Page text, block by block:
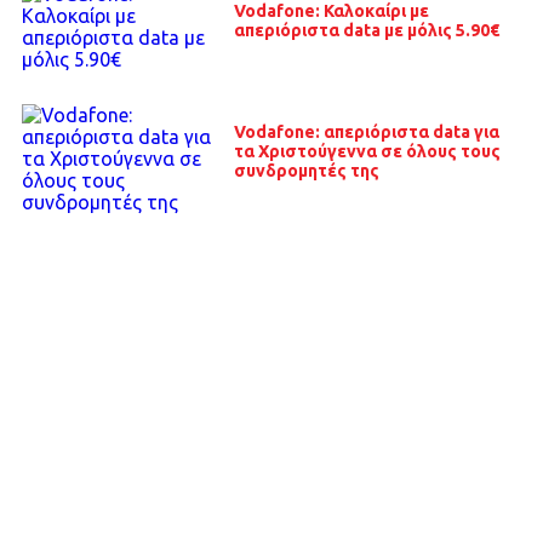
Vodafone: Καλοκαίρι με
απεριόριστα data με μόλις 5.90€
Vodafone: απεριόριστα data για
τα Χριστούγεννα σε όλους τους
συνδρομητές της